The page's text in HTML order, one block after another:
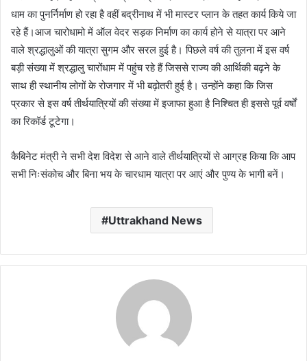
धाम का पुनर्निर्माण हो रहा है वहीं बद्रीनाथ में भी मास्टर प्लान के तहत कार्य किये जा
रहे हैं।आज चारोधामो में ऑल वेदर सड़क निर्माण का कार्य होने से यात्रा पर आने
वाले श्रद्धालुओं की यात्रा सुगम और सरल हुई है। पिछले वर्ष की तुलना में इस वर्ष
बड़ी संख्या में श्रद्धालु चारोंधाम में पहुंच रहे हैं जिससे राज्य की आर्थिकी बढ़ने के
साथ ही स्थानीय लोगों के रोजगार में भी बढ़ोतरी हुई है। उन्होंने कहा कि जिस
प्रकार से इस वर्ष तीर्थयात्रियों की संख्या में इजाफा हुआ है निश्चित ही इससे पूर्व वर्षों
का रिकॉर्ड टूटेगा।
कैबिनेट मंत्री ने सभी देश विदेश से आने वाले तीर्थयात्रियों से आग्रह किया कि आप
सभी निःसंकोच और बिना भय के चारधाम यात्रा पर आएं और पुण्य के भागी बनें।
Uttrakhand News